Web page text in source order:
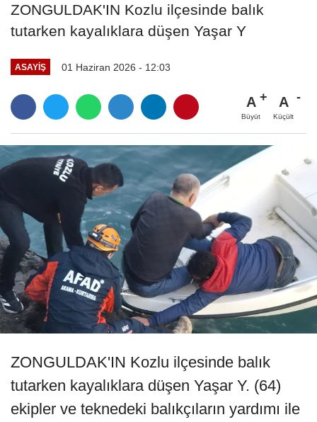
ZONGULDAK'IN Kozlu ilçesinde balık
tutarken kayalıklara düşen Yaşar Y
ASAYIŞ 01 Haziran 2026 - 12:03
A
Büyüt
A
Küçült
ZONGULDAK'IN Kozlu ilçesinde balık
tutarken kayalıklara düşen Yaşar Y. (64)
ekipler ve teknedeki balıkçıların yardımı ile